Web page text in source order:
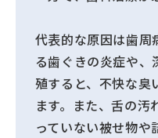
代表的な原因は歯周
る歯ぐきの炎症や、
殖すると、不快な臭
ます。また、舌の
っていない被せ物や